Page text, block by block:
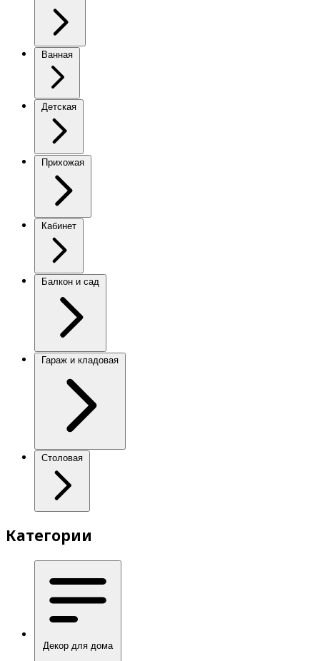
Ванная
Детская
Прихожая
Кабинет
Балкон и сад
Гараж и кладовая
Столовая
Категории
Декор для дома